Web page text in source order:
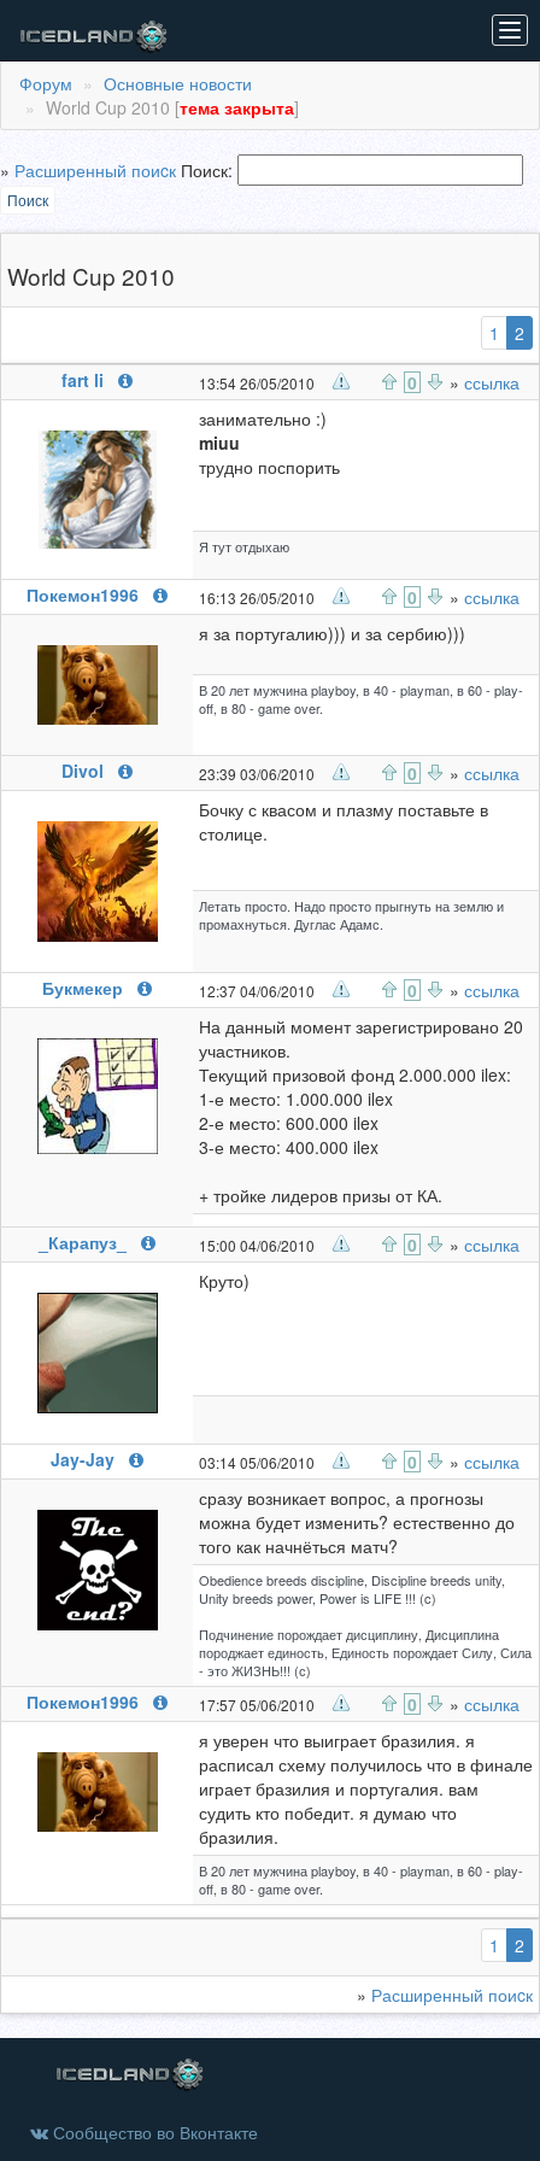
Форум
Основные новости
World Cup 2010 [тема закрыта]
» Расширенный поиcк Поиск:
Поиск
World Cup 2010
1 2
fart li
13:54 26/05/2010 0 » ссылка
занимательно :)
miuu
трудно поспорить
Я тут отдыхаю
Покемон1996 16:13 26/05/2010 0 » ссылка
я за португалию))) и за сербию)))
В 20 лет мужчина playboy, в 40 - playman, в 60 - play-
off, в 80 - game over.
Divol 23:39 03/06/2010 0 » ссылка
Бочку с квасом и плазму поставьте в
столице.
Летать просто. Надо просто прыгнуть на землю и
промахнуться. Дуглас Адамс.
Букмекер 12:37 04/06/2010 0 » ссылка
На данный момент зарегистрировано 20
участников.
Текущий призовой фонд 2.000.000 ilex:
1-е место: 1.000.000 ilex
2-е место: 600.000 ilex
3-е место: 400.000 ilex
+ тройке лидеров призы от КА.
_Карапуз_
15:00 04/06/2010 0 » ссылка
Круто)
Jay-Jay 03:14 05/06/2010 0 » ссылка
сразу возникает вопрос, а прогнозы
можна будет изменить? естественно до
того как начнёться матч?
Obedience breeds discipline, Discipline breeds unity,
Unity breeds power, Power is LIFE !!! (c)
Подчинение порождает дисциплину, Дисциплина
породжает единость, Единость порождает Силу, Сила
- это ЖИЗНЬ!!! (с)
Покемон1996 17:57 05/06/2010 0 » ссылка
я уверен что выиграет бразилия. я
расписал схему получилось что в финале
играет бразилия и португалия. вам
судить кто победит. я думаю что
бразилия.
В 20 лет мужчина playboy, в 40 - playman, в 60 - play-
off, в 80 - game over.
1 2
» Расширенный поиcк
Сообщество во Вконтакте